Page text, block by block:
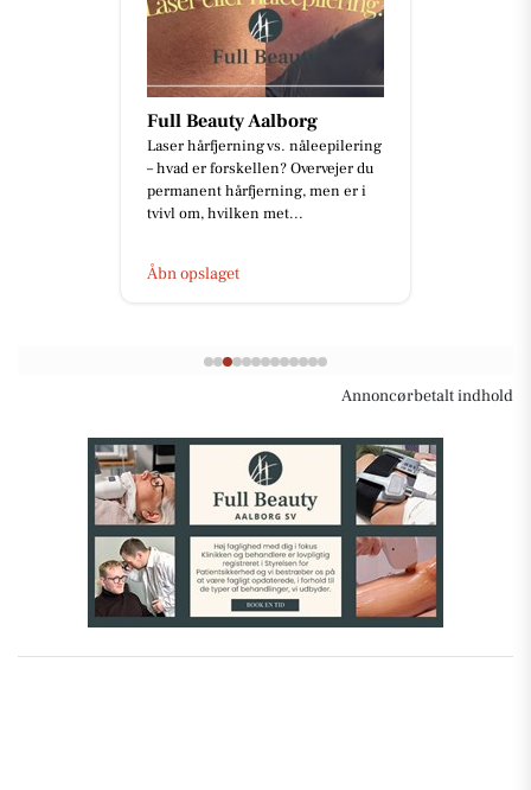
Full Beauty Aalborg
Laser hårfjerning vs. nåleepilering
– hvad er forskellen? Overvejer du
permanent hårfjerning, men er i
tvivl om, hvilken met...
Åbn opslaget
Annoncørbetalt indhold